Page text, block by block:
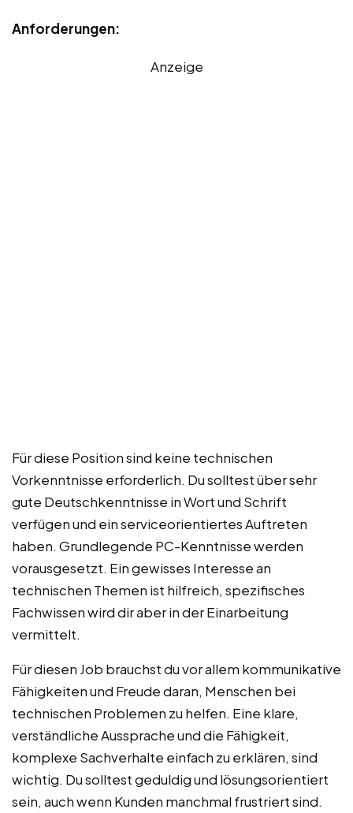
Anforderungen:
Anzeige
Für diese Position sind keine technischen
Vorkenntnisse erforderlich. Du solltest über sehr
gute Deutschkenntnisse in Wort und Schrift
verfügen und ein serviceorientiertes Auftreten
haben. Grundlegende PC-Kenntnisse werden
vorausgesetzt. Ein gewisses Interesse an
technischen Themen ist hilfreich, spezifisches
Fachwissen wird dir aber in der Einarbeitung
vermittelt.
Für diesen Job brauchst du vor allem kommunikative
Fähigkeiten und Freude daran, Menschen bei
technischen Problemen zu helfen. Eine klare,
verständliche Aussprache und die Fähigkeit,
komplexe Sachverhalte einfach zu erklären, sind
wichtig. Du solltest geduldig und lösungsorientiert
sein, auch wenn Kunden manchmal frustriert sind.